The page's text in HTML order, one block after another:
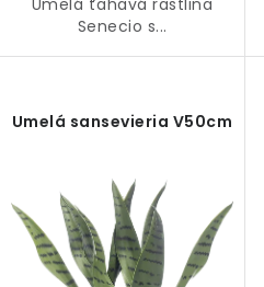
Senecio s...
Umelá sansevieria V50cm